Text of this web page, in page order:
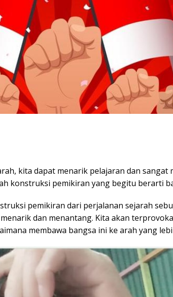
kita dapat menarik pelajaran dan sangat
konstruksi pemikiran yang begitu berarti
pemikiran dari perjalanan sejarah
dan menantang. Kita akan
membawa bangsa ini ke arah yang